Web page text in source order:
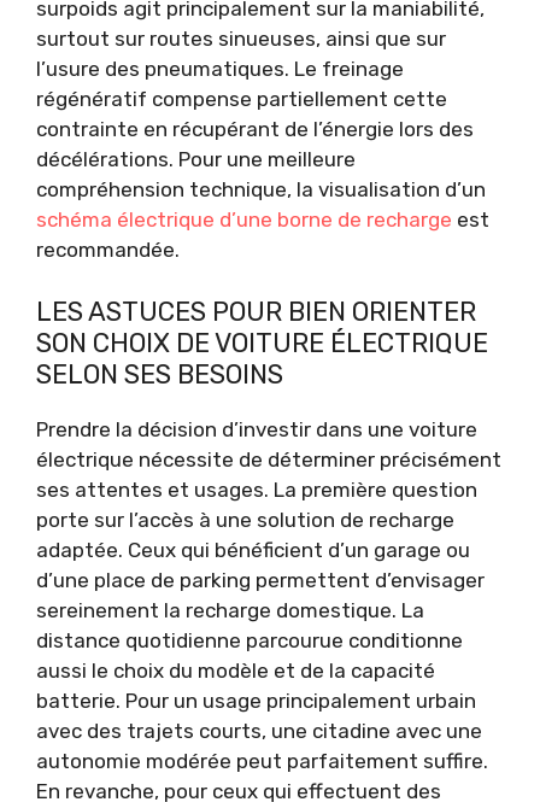
surpoids agit principalement sur la maniabilité,
surtout sur routes sinueuses, ainsi que sur
l’usure des pneumatiques. Le freinage
régénératif compense partiellement cette
contrainte en récupérant de l’énergie lors des
décélérations. Pour une meilleure
compréhension technique, la visualisation d’un
schéma électrique d’une borne de recharge est
recommandée.
LES ASTUCES POUR BIEN ORIENTER
SON CHOIX DE VOITURE ÉLECTRIQUE
SELON SES BESOINS
Prendre la décision d’investir dans une voiture
électrique nécessite de déterminer précisément
ses attentes et usages. La première question
porte sur l’accès à une solution de recharge
adaptée. Ceux qui bénéficient d’un garage ou
d’une place de parking permettent d’envisager
sereinement la recharge domestique. La
distance quotidienne parcourue conditionne
aussi le choix du modèle et de la capacité
batterie. Pour un usage principalement urbain
avec des trajets courts, une citadine avec une
autonomie modérée peut parfaitement suffire.
En revanche, pour ceux qui effectuent des